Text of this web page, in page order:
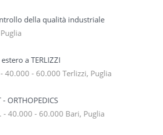
della qualità industriale
a TERLIZZI
40.000 - 60.000 Terlizzi, Puglia
- ORTHOPEDICS
- 40.000 - 60.000 Bari, Puglia